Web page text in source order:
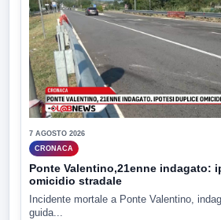
7 AGOSTO 2026
CRONACA
Ponte Valentino,21enne indagato:
omicidio stradale
Incidente mortale a Ponte Valentino,
guida...